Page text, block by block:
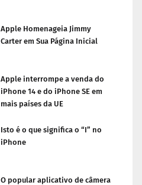
Apple Homenageia Jimmy
Carter em Sua Página Inicial
Apple interrompe a venda do
iPhone 14 e do iPhone SE em
mais países da UE
Isto é o que significa o “I” no
iPhone
O popular aplicativo de câmera